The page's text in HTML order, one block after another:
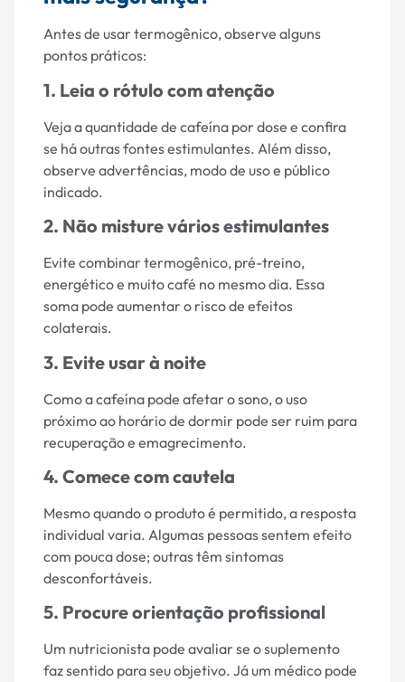
Antes de usar termogênico, observe alguns
pontos práticos:
1. Leia o rótulo com atenção
Veja a quantidade de cafeína por dose e confira
se há outras fontes estimulantes. Além disso,
observe advertências, modo de uso e público
indicado.
2. Não misture vários estimulantes
Evite combinar termogênico, pré-treino,
energético e muito café no mesmo dia. Essa
soma pode aumentar o risco de efeitos
colaterais.
3. Evite usar à noite
Como a cafeína pode afetar o sono, o uso
próximo ao horário de dormir pode ser ruim para
recuperação e emagrecimento.
4. Comece com cautela
Mesmo quando o produto é permitido, a resposta
individual varia. Algumas pessoas sentem efeito
com pouca dose; outras têm sintomas
desconfortáveis.
5. Procure orientação profissional
Um nutricionista pode avaliar se o suplemento
faz sentido para seu objetivo. Já um médico pode